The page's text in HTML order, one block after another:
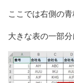
ここでは右側の
大きな表の一部分